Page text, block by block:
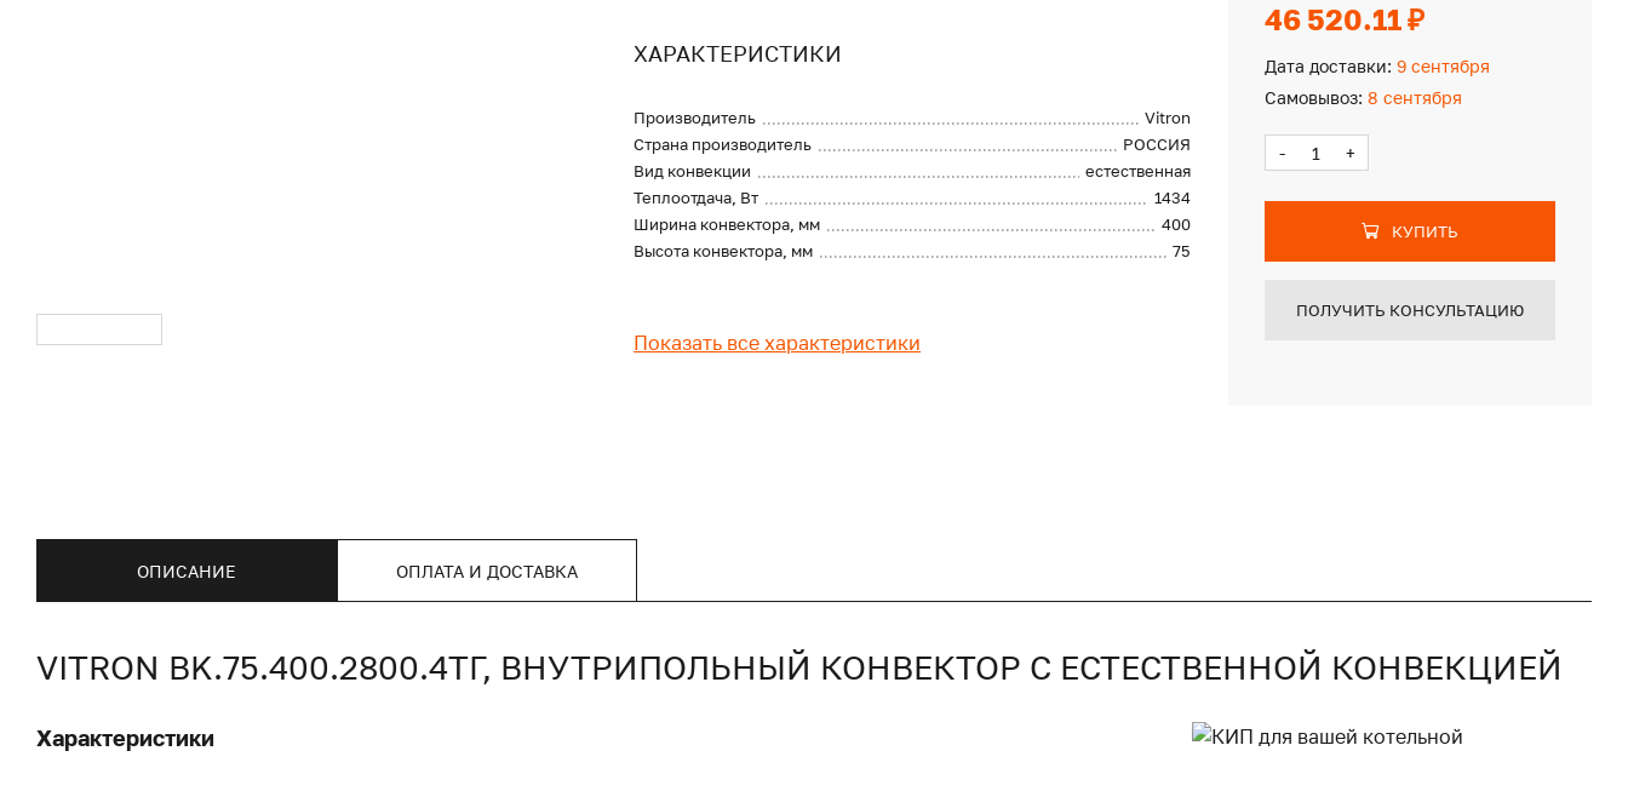
ХАРАКТЕРИСТИКИ
Производитель
Vitron
Страна производитель
РОССИЯ
Вид конвекции
естественная
Теплоотдача, Вт
1434
Ширина конвектора, мм
400
Высота конвектора, мм
75
Показать все характеристики
46 520.11 ₽
Дата доставки: 9 сентября
Самовывоз: 8 сентября
- +
КУПИТЬ
ПОЛУЧИТЬ КОНСУЛЬТАЦИЮ
ОПИСАНИЕ ОПЛАТА И ДОСТАВКА
VITRON BK.75.400.2800.4ТГ, ВНУТРИПОЛЬНЫЙ КОНВЕКТОР С ЕСТЕСТВЕННОЙ КОНВЕКЦИЕЙ
Характеристики